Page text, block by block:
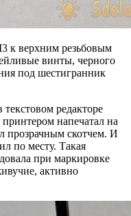
к верхним резьбовым
винты, черного
под шестигранник
редакторе
напечатал на
прозрачным скотчем. И
по месту. Такая
при маркировке
активно